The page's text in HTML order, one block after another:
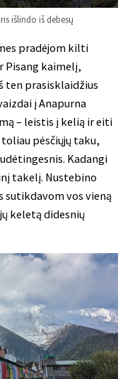
išlindo iš debesų
pradėjom kilti
Pisang kaimelį,
ten prasisklaidžius
į Anapurna
– leistis į kelią ir eiti
pėsčiųjų taku,
Kadangi
takelį. Nustebino
sutikdavom vos vieną
keletą didesnių